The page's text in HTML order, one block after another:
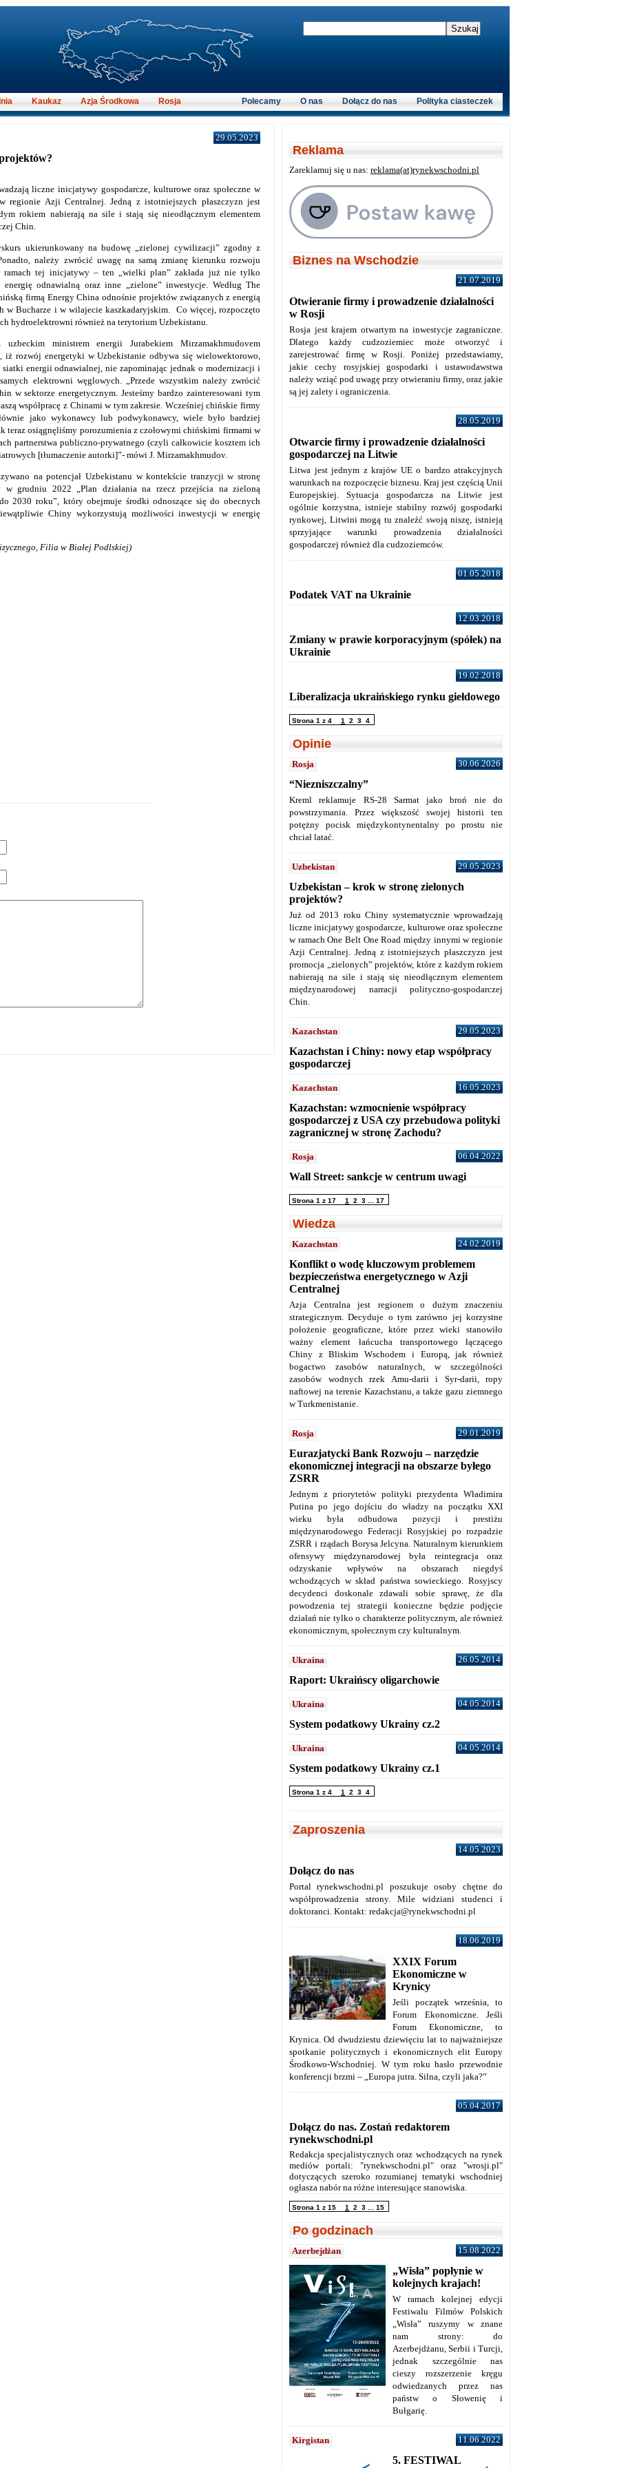
29.05.2023
liczne inicjatywy gospodarcze, kulturowe oraz społeczne w
Azji Centralnej. Jedną z istotniejszych płaszczyzn jest
rokiem nabierają na sile i stają się nieodłącznym elementem
Chin.
ukierunkowany na budowę „zielonej cywilizacji” zgodny z
należy zwrócić uwagę na samą zmianę kierunku rozwoju
ramach tej inicjatywy – ten „wielki plan” zakłada już nie tylko
odnawialną oraz inne „zielone” inwestycje. Według The
firmą Energy China odnośnie projektów związanych z energią
Bucharze i w wilajecie kaszkadaryjskim. Co więcej, rozpoczęto
hydroelektrowni również na terytorium Uzbekistanu.
ministrem energii Jurabekiem Mirzamakhmudovem
rozwój energetyki w Uzbekistanie odbywa się wielowektorowo,
siatki energii odnawialnej, nie zapominając jednak o modernizacji i
elektrowni węglowych. „Przede wszystkim należy zwrócić
w sektorze energetycznym. Jesteśmy bardzo zainteresowani tym
współpracę z Chinami w tym zakresie. Wcześniej chińskie firmy
jako wykonawcy lub podwykonawcy, wiele było bardziej
teraz osiągnęliśmy porozumienia z czołowymi chińskimi firmami w
partnerstwa publiczno-prywatnego (czyli całkowicie kosztem ich
[tłumaczenie autorki]”- mówi J. Mirzamakhmudov.
na potencjał Uzbekistanu w kontekście tranzycji w stronę
w grudniu 2022 „Plan działania na rzecz przejścia na zieloną
2030 roku”, który obejmuje środki odnoszące się do obecnych
Chiny wykorzystują możliwości inwestycji w energię
Filia w Białej Podlskiej)
Kaukaz Azja Środkowa Rosja Polityka ciasteczek
Dołącz do nas
O nas
Polecamy
Reklama
Zareklamuj się u nas: reklama(at)rynekwschodni.pl
Biznes na Wschodzie
21.07.2019
Otwieranie firmy i prowadzenie działalności
w Rosji
Rosja jest krajem otwartym na inwestycje zagraniczne.
Dlatego każdy cudzoziemiec może otworzyć i
zarejestrować firmę w Rosji. Poniżej przedstawiamy,
jakie cechy rosyjskiej gospodarki i ustawodawstwa
należy wziąć pod uwagę przy otwieraniu firmy, oraz jakie
są jej zalety i ograniczenia.
28.05.2019
Otwarcie firmy i prowadzenie działalności
gospodarczej na Litwie
Litwa jest jednym z krajów UE o bardzo atrakcyjnych
warunkach na rozpoczęcie biznesu. Kraj jest częścią Unii
Europejskiej. Sytuacja gospodarcza na Litwie jest
ogólnie korzystna, istnieje stabilny rozwój gospodarki
rynkowej, Litwini mogą tu znaleźć swoją niszę, istnieją
sprzyjające warunki prowadzenia działalności
gospodarczej również dla cudzoziemców.
01.05.2018
Podatek VAT na Ukrainie
12.03.2018
Zmiany w prawie korporacyjnym (spółek) na
Ukrainie
19.02.2018
Liberalizacja ukraińskiego rynku giełdowego
Strona 1 z 4 1 2 3 4
Opinie
Rosja 30.06.2026
“Niezniszczalny”
Kreml reklamuje RS-28 Sarmat jako broń nie do
powstrzymania. Przez większość swojej historii ten
potężny pocisk międzykontynentalny po prostu nie
chciał latać.
Uzbekistan 29.05.2023
Uzbekistan – krok w stronę zielonych
projektów?
Już od 2013 roku Chiny systematycznie wprowadzają
liczne inicjatywy gospodarcze, kulturowe oraz społeczne
w ramach One Belt One Road między innymi w regionie
Azji Centralnej. Jedną z istotniejszych płaszczyzn jest
promocja „zielonych” projektów, które z każdym rokiem
nabierają na sile i stają się nieodłącznym elementem
międzynarodowej narracji polityczno-gospodarczej
Chin.
Kazachstan 29.05.2023
Kazachstan i Chiny: nowy etap współpracy
gospodarczej
Kazachstan 16.05.2023
Kazachstan: wzmocnienie współpracy
gospodarczej z USA czy przebudowa polityki
zagranicznej w stronę Zachodu?
Rosja 06.04.2022
Wall Street: sankcje w centrum uwagi
Strona 1 z 17 1 2 3 17
Wiedza
Kazachstan 24.02.2019
Konflikt o wodę kluczowym problemem
bezpieczeństwa energetycznego w Azji
Centralnej
Azja Centralna jest regionem o dużym znaczeniu
strategicznym. Decyduje o tym zarówno jej korzystne
położenie geograficzne, które przez wieki stanowiło
ważny element łańcucha transportowego łączącego
Chiny z Bliskim Wschodem i Europą, jak również
bogactwo zasobów naturalnych, w szczególności
zasobów wodnych rzek Amu-darii i Syr-darii, ropy
naftowej na terenie Kazachstanu, a także gazu ziemnego
w Turkmenistanie.
Rosja 29.01.2019
Eurazjatycki Bank Rozwoju – narzędzie
ekonomicznej integracji na obszarze byłego
ZSRR
Jednym z priorytetów polityki prezydenta Władimira
Putina po jego dojściu do władzy na początku XXI
wieku była odbudowa pozycji i prestiżu
międzynarodowego Federacji Rosyjskiej po rozpadzie
ZSRR i rządach Borysa Jelcyna. Naturalnym kierunkiem
ofensywy międzynarodowej była reintegracja oraz
odzyskanie wpływów na obszarach niegdyś
wchodzących w skład państwa sowieckiego. Rosyjscy
decydenci doskonale zdawali sobie sprawę, że dla
powodzenia tej strategii konieczne będzie podjęcie
działań nie tylko o charakterze politycznym, ale również
ekonomicznym, społecznym czy kulturalnym.
Ukraina 26.05.2014
Raport: Ukraińscy oligarchowie
Ukraina 04.05.2014
System podatkowy Ukrainy cz.2
Ukraina 04.05.2014
System podatkowy Ukrainy cz.1
Strona 1 z 4 1 2 3 4
Zaproszenia
14.05.2023
Dołącz do nas
Portal rynekwschodni.pl poszukuje osoby chętne do
współprowadzenia strony. Mile widziani studenci i
doktoranci. Kontakt: redakcja@rynekwschodni.pl
18.06.2019
XXIX Forum
Ekonomiczne w
Krynicy
Jeśli początek września, to
Forum Ekonomiczne. Jeśli
Forum Ekonomiczne, to
Krynica. Od dwudziestu dziewięciu lat to najważniejsze
spotkanie politycznych i ekonomicznych elit Europy
Środkowo-Wschodniej. W tym roku hasło przewodnie
konferencji brzmi – „Europa jutra. Silna, czyli jaka?”
05.04.2017
Dołącz do nas. Zostań redaktorem
rynekwschodni.pl
Redakcja specjalistycznych oraz wchodzących na rynek
mediów portali: "rynekwschodni.pl" oraz "wrosji.pl"
dotyczących szeroko rozumianej tematyki wschodniej
ogłasza nabór na różne interesujące stanowiska.
Strona 1 z 15 1 2 3 15
Po godzinach
Azerbejdżan 15.08.2022
„Wisła” popłynie w
kolejnych krajach!
W ramach kolejnej edycji
Festiwalu Filmów Polskich
„Wisła” ruszymy w znane
nam strony: do
Azerbejdżanu, Serbii i Turcji,
jednak szczególnie nas
cieszy rozszerzenie kręgu
odwiedzanych przez nas
państw o Słowenię i
Bułgarię.
Kirgistan 11.06.2022
5. FESTIWAL